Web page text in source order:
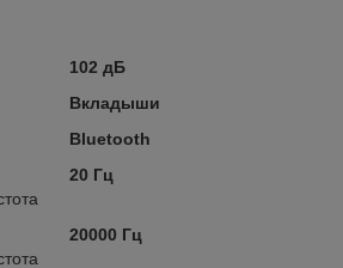
102 дБ
Вкладыши
Bluetooth
20 Гц
20000 Гц